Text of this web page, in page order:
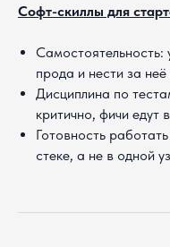
Софт-скиллы для
Самостоятельность:
прода и нести за неё
Дисциплина по
критично, фичи едут
Готовность
стеке, а не в одной
Подать
заявкуна
вакансию